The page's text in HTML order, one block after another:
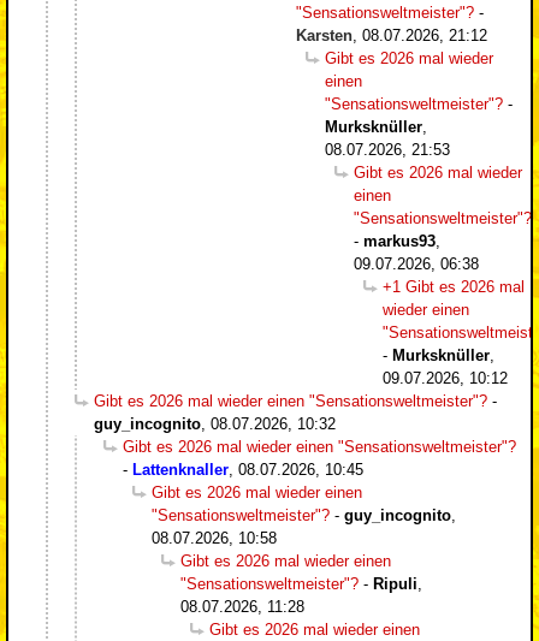
"Sensationsweltmeister"? -
Karsten 08.07.2026, 21:12
Gibt es 2026 mal wieder
einen
"Sensationsweltmeister"? -
Murksknüller
08.07.2026, 21:53
Gibt es 2026 mal wieder
einen
"Sensationsweltmeister"?
- markus93
09.07.2026, 06:38
+1 Gibt es 2026 mal
wieder einen
- Murksknüller
09.07.2026, 10:12
Gibt es 2026 mal wieder einen "Sensationsweltmeister"? -
guy_incognito 08.07.2026, 10:32
Gibt es 2026 mal wieder einen "Sensationsweltmeister"?
- Lattenknaller 08.07.2026, 10:45
Gibt es 2026 mal wieder einen
"Sensationsweltmeister"? - guy_incognito
08.07.2026, 10:58
Gibt es 2026 mal wieder einen
"Sensationsweltmeister"? - Ripuli
08.07.2026, 11:28
Gibt es 2026 mal wieder einen